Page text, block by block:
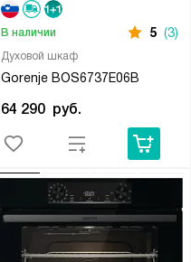
Духовой шкаф
Gorenje BOS6737E06B
В наличии 5 (3)
64 290 руб.